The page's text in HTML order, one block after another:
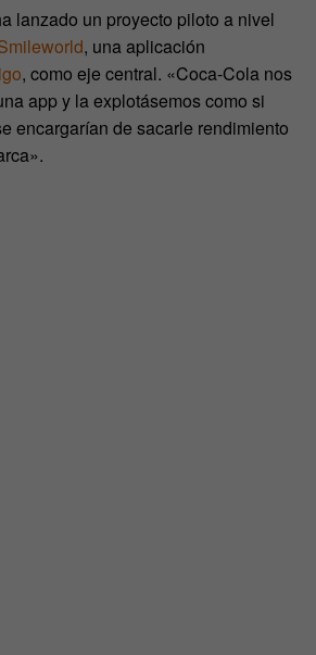
lanzado un proyecto piloto a nivel
, una aplicación
, como eje central. «Coca-Cola nos
app y la explotásemos como si
encargarían de sacarle rendimiento